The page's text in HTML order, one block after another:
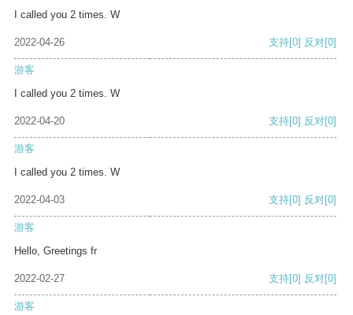
I called you 2 times. W
2022-04-26 支持[0] 反对[0]
游客
I called you 2 times. W
2022-04-20 支持[0] 反对[0]
游客
I called you 2 times. W
2022-04-03 支持[0] 反对[0]
游客
Hello, Greetings fr
2022-02-27 支持[0] 反对[0]
游客